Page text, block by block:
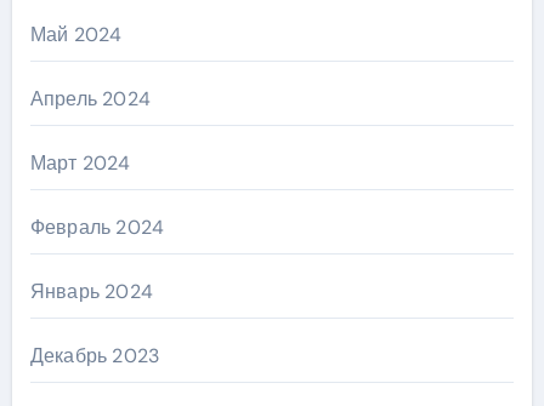
Май 2024
Апрель 2024
Март 2024
Февраль 2024
Январь 2024
Декабрь 2023